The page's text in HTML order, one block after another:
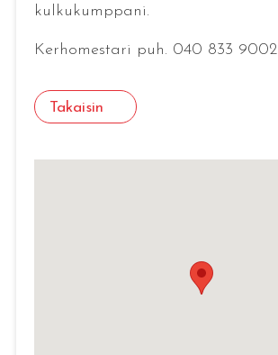
kulkukumppani.
Kerhomestari puh. 040 833 9002
Takaisin